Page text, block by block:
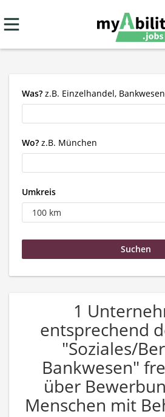
Was? z.B. Einzelhandel,
Wo? z.B. München
Umkreis
1
entsprechend
"Soziales/
Bankwesen"
über
Menschen mit